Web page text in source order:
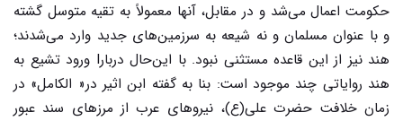
حکومت اعمال می‌شد و در مقابل، آنها معمولاً به تقیه متوسل گشته
و با عنوان مسلمان و نه شیعه به سرزمین‌های جدید وارد می‌شدند؛
هند نیز از این قاعده مستثنی نبود. با این‌حال دربارI ورود تشیع به
هند روایاتی چند موجود است: بنا به گفته ابن اثیر در« الکامل» در
زمان خلافت حضرت علی(ع)، نیروهای عرب از مرزهای سند عبور